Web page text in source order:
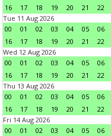
16
17 18 19 20 21 22
Tue 11 Aug 2026
00
01 02 03 04 05 06
16
17 18 19 20 21 22
Wed 12 Aug 2026
00
01 02 03 04 05 06
16
17 18 19 20 21 22
Thu 13 Aug 2026
00
01 02 03 04 05 06
16
17 18 19 20 21 22
Fri 14 Aug 2026
00
01 02 03 04 05 06